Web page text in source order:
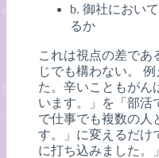
b. 御社におい
るか
これは視点の差であ
じでも構わない。
た。辛いこともがん
います。」を「部活
で仕事でも複数の人
す。」に変えるだけ
に打ち込みました。